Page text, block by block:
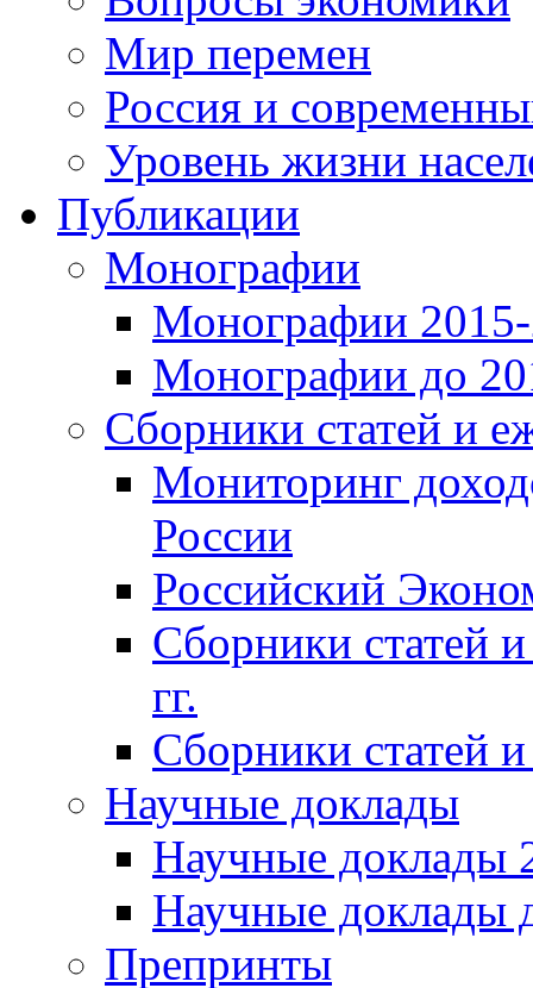
Мир перемен
Россия и
Уровень жизни
Публикации
Монографии
Монографии 2015-
Монографии до
Сборники статей и
Мониторинг
России
Российский
Сборники статей
гг.
Сборники статей
Научные доклады
Научные доклады
Научные доклады
Препринты